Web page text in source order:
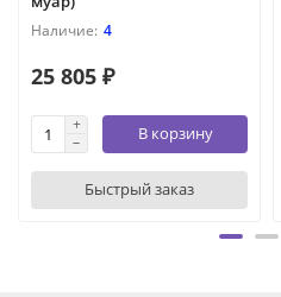
4
25 805 ₽
В корзину
Быстрый заказ